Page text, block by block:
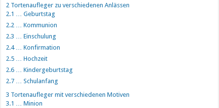
2 Tortenaufleger zu verschiedenen Anlässen
2.1
… Geburtstag
2.2 … Kommunion
2.3 … Einschulung
2.4… Konfirmation
2.5 … Hochzeit
2.6 … Kindergeburtstag
2.7 … Schulanfang
3 Tortenaufleger mit verschiedenen Motiven
3.1
… Minion